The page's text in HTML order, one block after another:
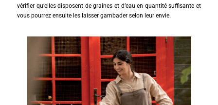
vérifier qu’elles disposent de graines et d’eau en quantité suffisante et
vous pourrez ensuite les laisser gambader selon leur envie.